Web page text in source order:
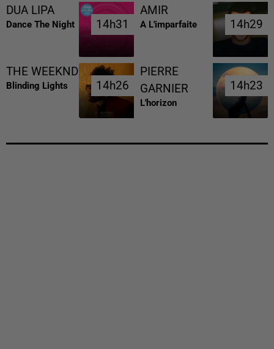
DUA LIPA
Dance The Night 14h31
14h31
AMIR
A L'imparfaite 14h29
14h29
THE WEEKND
Blinding Lights 14h26
14h26
PIERRE
GARNIER
L'horizon
14h23
14h23